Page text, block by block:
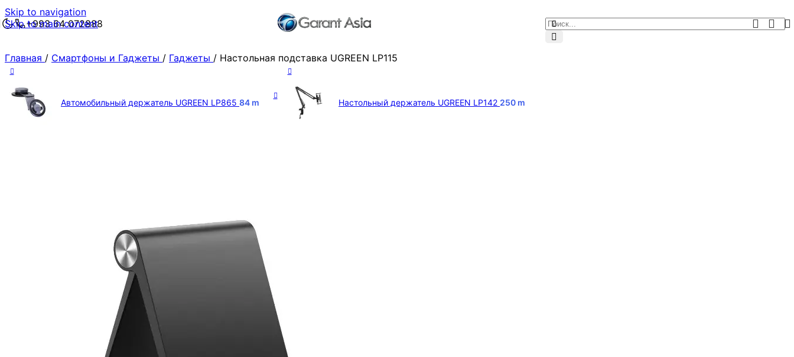
Skip to navigation
Skip to main content
+993 64 072888
Главная / Смартфоны и Гаджеты / Гаджеты / Настольная подставка UGREEN LP115
Автомобильный держатель UGREEN LP865 84 m Настольный держатель UGREEN LP142 250 m